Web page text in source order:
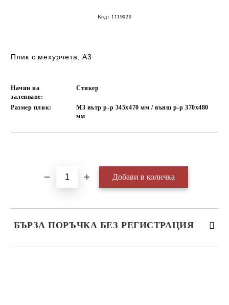
Код: 1119020
Плик с мехурчета, А3
Начин на
залепване:
Стикер
Размер плик:
М3 вътр р-р 345х470 мм / външ р-р 370х480
мм
БЪРЗА ПОРЪЧКА БЕЗ РЕГИСТРАЦИЯ